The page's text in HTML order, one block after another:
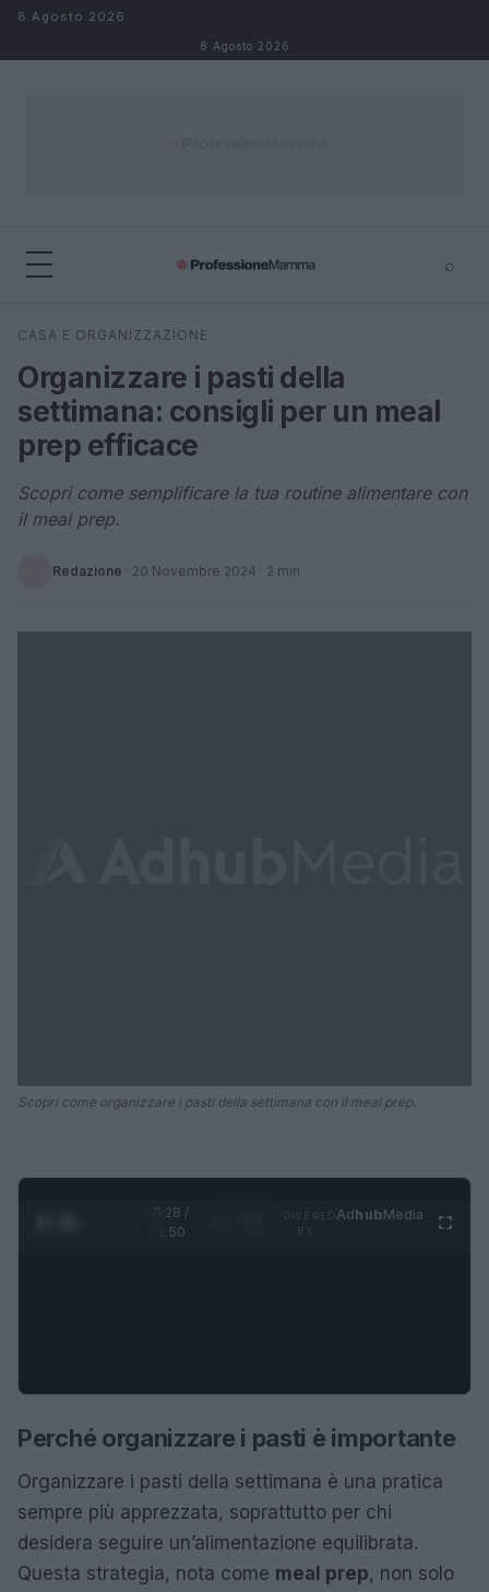
Salta al contenuto
8 Agosto 2026
8 Agosto 2026
⌕
Cerca
CASA E ORGANIZZAZIONE
Organizzare i pasti della
settimana: consigli per un meal
prep efficace
Scopri come semplificare la tua routine alimentare con
il meal prep.
Redazione · 20 Novembre 2024 · 2 min
Scopri come organizzare i pasti della settimana con il meal prep.
0:28 /
1:50
AdhubMedia
Perché organizzare i pasti è importante
Organizzare i pasti della settimana è una pratica
sempre più apprezzata, soprattutto per chi
desidera seguire un’alimentazione equilibrata.
Questa strategia, nota come meal prep, non solo